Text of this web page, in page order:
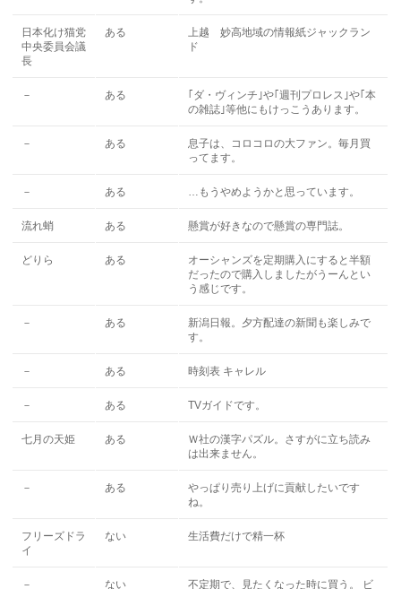
日本化け猫党
中央委員会議
長
ある
上越 妙高地域の情報紙ジャックラン
ド
－ ある
｢ダ・ヴィンチ｣や｢週刊プロレス｣や｢本
の雑誌｣等他にもけっこうあります。
－ ある
息子は、コロコロの大ファン。毎月買
ってます。
－ ある …もうやめようかと思っています。
流れ蛸 ある 懸賞が好きなので懸賞の専門誌。
どりら ある
オーシャンズを定期購入にすると半額
だったので購入しましたがうーんとい
う感じです。
－ ある
新潟日報。夕方配達の新聞も楽しみで
す。
－ ある 時刻表 キャレル
－ ある TVガイドです。
七月の天姫 ある
Ｗ社の漢字パズル。さすがに立ち読み
は出来ません。
－ ある
やっぱり売り上げに貢献したいです
ね。
フリーズドラ
イ
ない 生活費だけで精一杯
－ ない 不定期で、見たくなった時に買う。 ビ